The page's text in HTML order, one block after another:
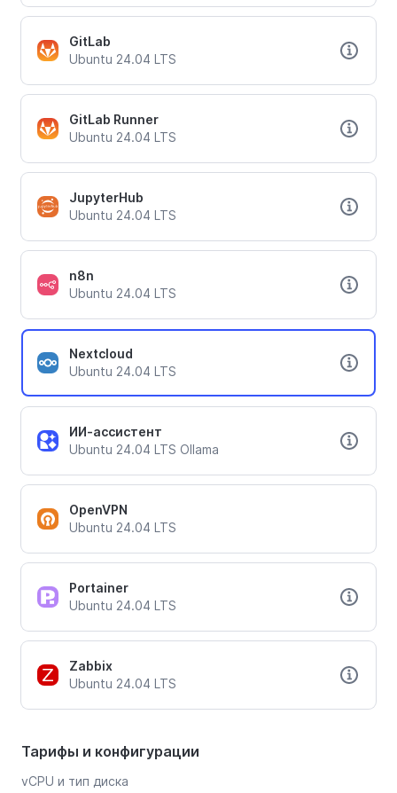
GitLab
Ubuntu 24.04 LTS
GitLab Runner
Ubuntu 24.04 LTS
JupyterHub
Ubuntu 24.04 LTS
n8n
Ubuntu 24.04 LTS
Nextcloud
Ubuntu 24.04 LTS
ИИ-ассистент
Ubuntu 24.04 LTS Ollama
OpenVPN
Ubuntu 24.04 LTS
Portainer
Ubuntu 24.04 LTS
Zabbix
Ubuntu 24.04 LTS
Тарифы и конфигурации
vCPU и тип диска